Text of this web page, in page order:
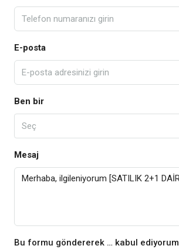
E-posta
Ben bir
Seç
Mesaj
Bu formu göndererek … kabul ediyorum